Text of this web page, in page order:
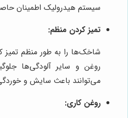
سیستم هیدرولیک اطمینان
تمیز کردن منظم:
شاخک‌ها را به طور منظم تمیز
روغن و سایر آلودگی‌ها
می‌توانند باعث سایش و
روغن کاری: